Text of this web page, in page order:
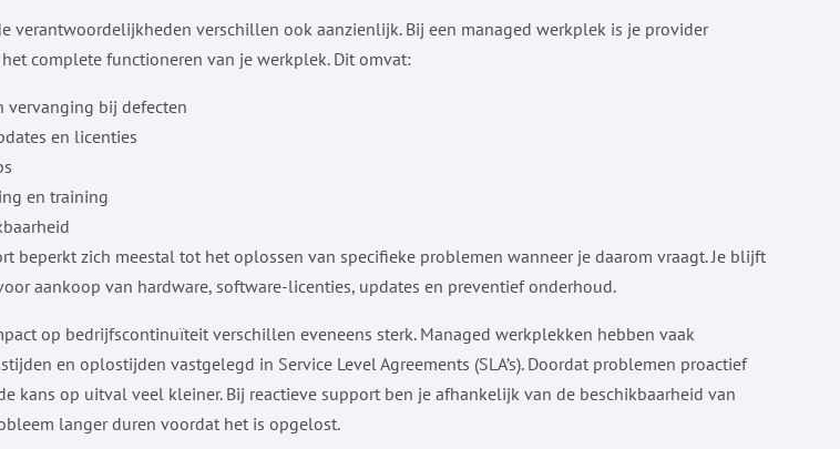
verantwoordelijkheden verschillen ook aanzienlijk. Bij een managed werkplek is je provider
complete functioneren van je werkplek. Dit omvat:
vervanging bij defecten
en licenties
en training
beperkt zich meestal tot het oplossen van specifieke problemen wanneer je daarom vraagt. Je blijft
aankoop van hardware, software-licenties, updates en preventief onderhoud.
op bedrijfscontinuïteit verschillen eveneens sterk. Managed werkplekken hebben vaak
en oplostijden vastgelegd in Service Level Agreements (SLA’s). Doordat problemen proactief
kans op uitval veel kleiner. Bij reactieve support ben je afhankelijk van de beschikbaarheid van
langer duren voordat het is opgelost.